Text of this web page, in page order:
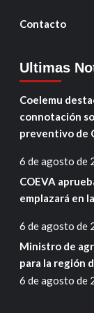
Contacto
Ultimas
Coelemu
connotación
preventivo de
6 de agosto de
COEVA
emplazará en
6 de agosto de
Ministro de
para la región
6 de agosto de